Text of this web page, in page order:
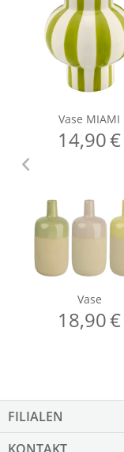
FILIALEN